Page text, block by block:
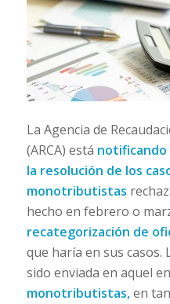
La Agencia de
(ARCA) está notificando
la resolución de los
monotributistas
hecho en febrero o
recategorización de
que haría en sus casos.
sido enviada en aquel
monotributistas,en